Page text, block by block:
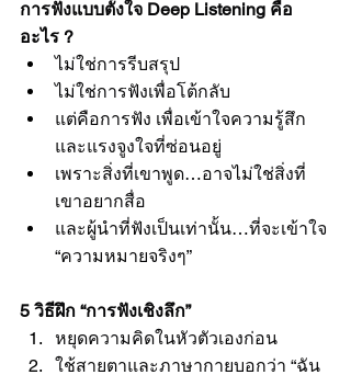
การฟังแบบตั้งใจ Deep Listening คือ
อะไร ?
ไม่ใช่การรีบสรุป
ไม่ใช่การฟังเพื่อโต้กลับ
แต่คือการฟัง เพื่อเข้าใจความรู้สึก
และแรงจูงใจที่ซ่อนอยู่
เพราะสิ่งที่เขาพูด…อาจไม่ใช่สิ่งที่
เขาอยากสื่อ
และผู้นำที่ฟังเป็นเท่านั้น…ที่จะเข้าใจ
“ความหมายจริงๆ”
5 วิธีฝึก “การฟังเชิงลึก”
หยุดความคิดในหัวตัวเองก่อน
ใช้สายตาและภาษากายบอกว่า “ฉัน